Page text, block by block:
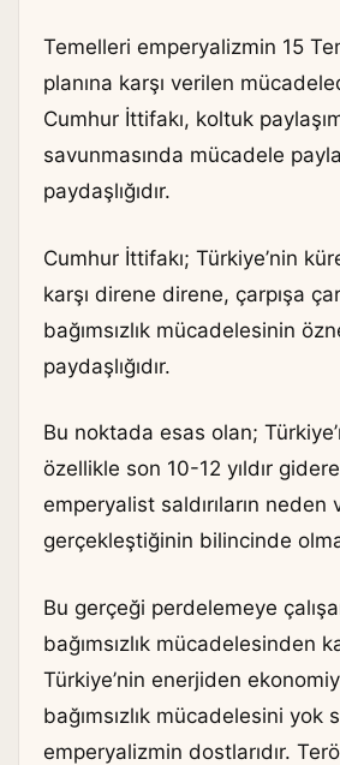
Temelleri emperyalizmin 15
planına karşı verilen
Cumhur İttifakı, koltuk
savunmasında mücadele
paydaşlığıdır.
Cumhur İttifakı; Türkiye’nin
karşı direne direne, çarpışa
bağımsızlık mücadelesinin
paydaşlığıdır.
Bu noktada esas olan;
özellikle son 10-12 yıldır
emperyalist saldırıların neden
gerçekleştiğinin bilincinde
Bu gerçeği perdelemeye
bağımsızlık mücadelesinden
Türkiye’nin enerjiden
bağımsızlık mücadelesini yok
emperyalizmin dostlarıdır.